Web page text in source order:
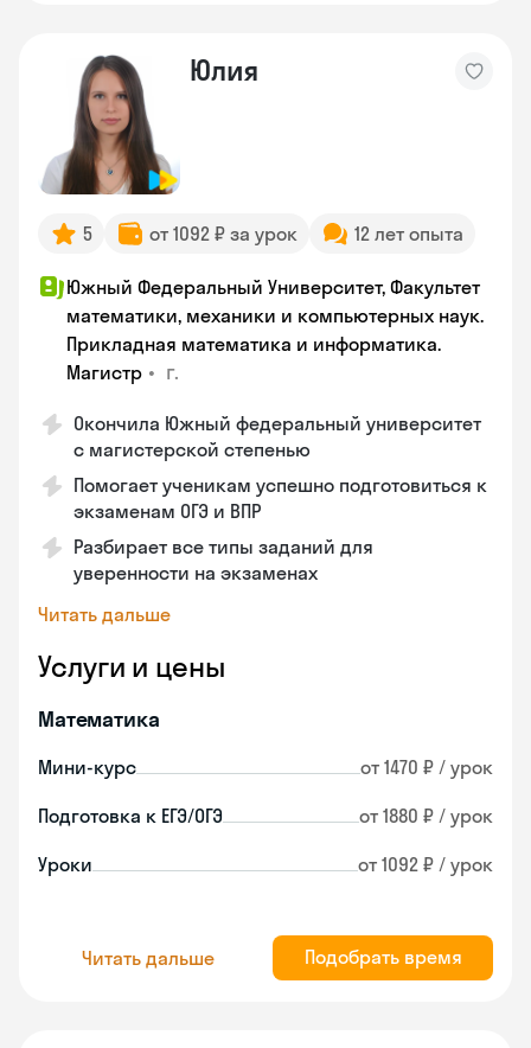
Юлия
5 от 1092 ₽ за урок 12 лет опыта
Южный Федеральный Университет, Факультет
математики, механики и компьютерных наук.
Прикладная математика и информатика.
Магистр • г.
Окончила Южный федеральный университет
с магистерской степенью
Помогает ученикам успешно подготовиться к
экзаменам ОГЭ и ВПР
Разбирает все типы заданий для
уверенности на экзаменах
Читать дальше
Услуги и цены
Математика
Мини-курс от 1470 ₽ / урок
Подготовка к ЕГЭ/ОГЭ от 1880 ₽ / урок
Уроки от 1092 ₽ / урок
Читать дальше Подобрать время